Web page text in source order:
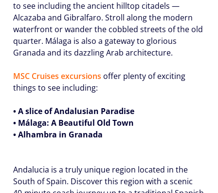
to see including the ancient hilltop citadels —
Alcazaba and Gibralfaro. Stroll along the modern
waterfront or wander the cobbled streets of the old
quarter. Málaga is also a gateway to glorious
Granada and its dazzling Arab architecture.
MSC Cruises excursions offer plenty of exciting
things to see including:
• A slice of Andalusian Paradise
• Málaga: A Beautiful Old Town
• Alhambra in Granada
Andalucia is a truly unique region located in the
South of Spain. Discover this region with a scenic